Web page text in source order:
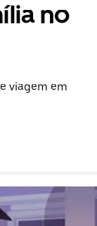
no
viagem em